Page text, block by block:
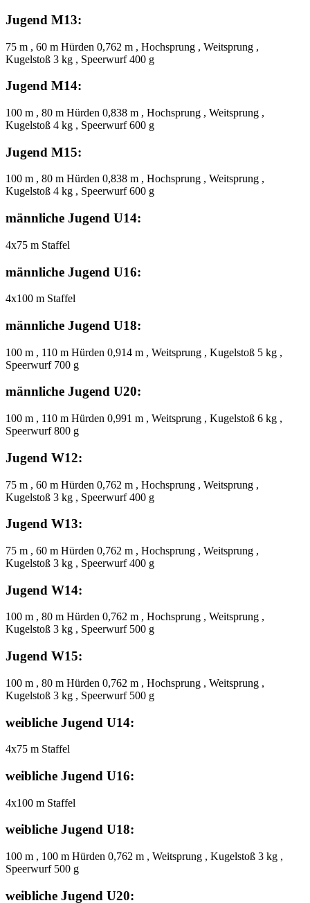
Jugend M13:
75 m , 60 m Hürden 0,762 m , Hochsprung , Weitsprung ,
Kugelstoß 3 kg , Speerwurf 400 g
Jugend M14:
100 m , 80 m Hürden 0,838 m , Hochsprung , Weitsprung ,
Kugelstoß 4 kg , Speerwurf 600 g
Jugend M15:
100 m , 80 m Hürden 0,838 m , Hochsprung , Weitsprung ,
Kugelstoß 4 kg , Speerwurf 600 g
männliche Jugend U14:
4x75 m Staffel
männliche Jugend U16:
4x100 m Staffel
männliche Jugend U18:
100 m , 110 m Hürden 0,914 m , Weitsprung , Kugelstoß 5 kg ,
Speerwurf 700 g
männliche Jugend U20:
100 m , 110 m Hürden 0,991 m , Weitsprung , Kugelstoß 6 kg ,
Speerwurf 800 g
Jugend W12:
75 m , 60 m Hürden 0,762 m , Hochsprung , Weitsprung ,
Kugelstoß 3 kg , Speerwurf 400 g
Jugend W13:
75 m , 60 m Hürden 0,762 m , Hochsprung , Weitsprung ,
Kugelstoß 3 kg , Speerwurf 400 g
Jugend W14:
100 m , 80 m Hürden 0,762 m , Hochsprung , Weitsprung ,
Kugelstoß 3 kg , Speerwurf 500 g
Jugend W15:
100 m , 80 m Hürden 0,762 m , Hochsprung , Weitsprung ,
Kugelstoß 3 kg , Speerwurf 500 g
weibliche Jugend U14:
4x75 m Staffel
weibliche Jugend U16:
4x100 m Staffel
weibliche Jugend U18:
100 m , 100 m Hürden 0,762 m , Weitsprung , Kugelstoß 3 kg ,
Speerwurf 500 g
weibliche Jugend U20: